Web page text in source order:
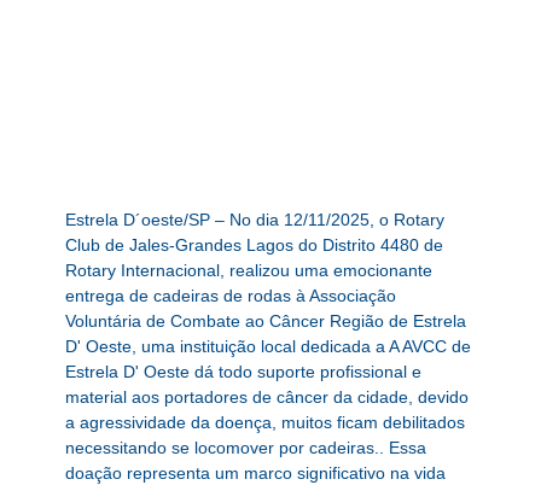
Estrela D´oeste/SP – No dia 12/11/2025, o Rotary
Club de Jales-Grandes Lagos do Distrito 4480 de
Rotary Internacional, realizou uma emocionante
entrega de cadeiras de rodas à Associação
Voluntária de Combate ao Câncer Região de Estrela
D' Oeste, uma instituição local dedicada a A AVCC de
Estrela D' Oeste dá todo suporte profissional e
material aos portadores de câncer da cidade, devido
a agressividade da doença, muitos ficam debilitados
necessitando se locomover por cadeiras.. Essa
doação representa um marco significativo na vida